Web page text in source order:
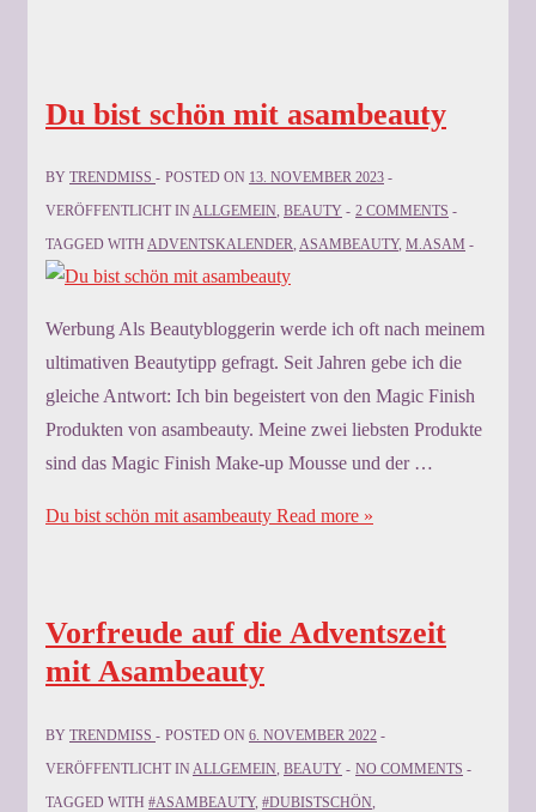
Du bist schön mit asambeauty
BY TRENDMISS POSTED ON 13. NOVEMBER 2023
VERÖFFENTLICHT INALLGEMEIN, BEAUTY
2 COMMENTS
TAGGED WITH ADVENTSKALENDER, ASAMBEAUTY, M.ASAM
Werbung Als Beautybloggerin werde ich oft nach meinem
ultimativen Beautytipp gefragt. Seit Jahren gebe ich die
gleiche Antwort: Ich bin begeistert von den Magic Finish
Produkten von asambeauty. Meine zwei liebsten Produkte
sind das Magic Finish Make-up Mousse und der …
Du bist schön mit asambeauty Read more »
Vorfreude auf die Adventszeit
mit Asambeauty
BY TRENDMISS POSTED ON 6. NOVEMBER 2022
VERÖFFENTLICHT IN ALLGEMEIN BEAUTY
NO COMMENTS
TAGGED WITH #ASAMBEAUTY, #DUBISTSCHÖN